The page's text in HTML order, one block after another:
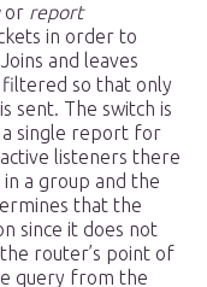
or report
in order to
and leaves
so that only
sent. The switch is
single report for
listeners there
a group and the
that the
since it does not
router’s point of
query from the